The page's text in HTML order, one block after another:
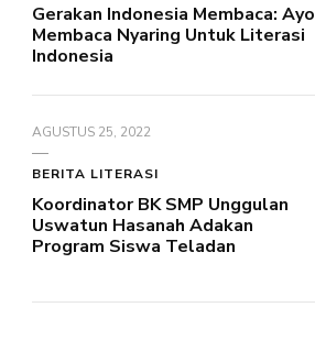
Gerakan Indonesia Membaca: Ayo
Membaca Nyaring Untuk Literasi
Indonesia
AGUSTUS 25, 2022
BERITA LITERASI
Koordinator BK SMP Unggulan
Uswatun Hasanah Adakan
Program Siswa Teladan